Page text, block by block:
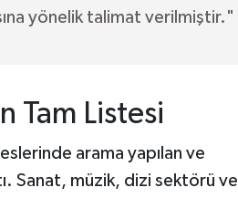
yönelik talimat verilmiştir."
Tam Listesi
arama yapılan ve
Sanat, müzik, dizi sektörü ve